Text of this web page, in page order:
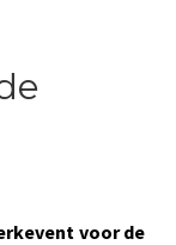
voor de